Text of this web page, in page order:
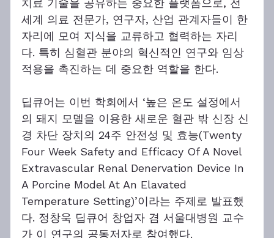
치료 기술을 공유하는 중요한 플랫폼으로, 전
세계 의료 전문가, 연구자, 산업 관계자들이 한
자리에 모여 지식을 교류하고 협력하는 자리
다. 특히 심혈관 분야의 혁신적인 연구와 임상
적용을 촉진하는 데 중요한 역할을 한다.
딥큐어는 이번 학회에서 ‘높은 온도 설정에서
의 돼지 모델을 이용한 새로운 혈관 밖 신장 신
경 차단 장치의 24주 안전성 및 효능(Twenty
Four Week Safety and Efficacy Of A Novel
Extravascular Renal Denervation Device In
A Porcine Model At An Elavated
Temperature Setting)’이라는 주제로 발표했
다. 정창욱 딥큐어 창업자 겸 서울대병원 교수
가 이 연구의 공동저자로 참여했다.